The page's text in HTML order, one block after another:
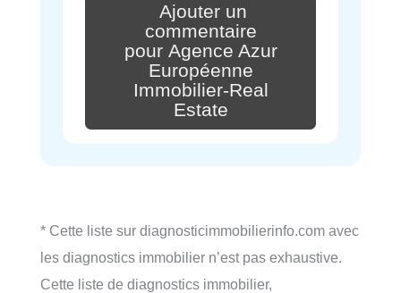
Ajouter un
commentaire
pour Agence Azur
Européenne
Immobilier-Real
Estate
* Cette liste sur diagnosticimmobilierinfo.com avec
les diagnostics immobilier n’est pas exhaustive.
Cette liste de diagnostics immobilier,